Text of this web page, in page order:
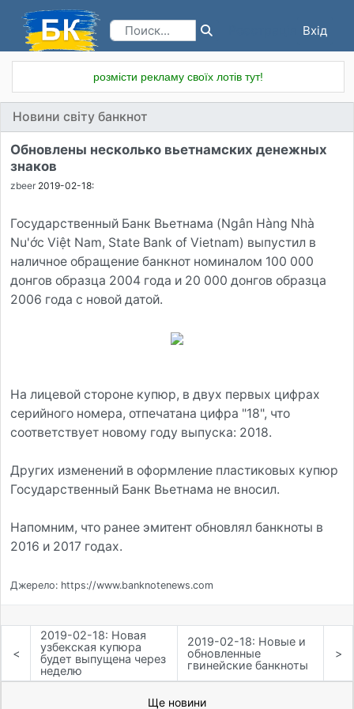
Вхід
розмісти рекламу своїх лотів тут!
Новини світу банкнот
Обновлены несколько вьетнамских денежных
знаков
zbeer 2019-02-18:
Государственный Банк Вьетнама (Ngân Hàng Nhà
Nu'ớc Việt Nam, State Bank of Vietnam) выпустил в
наличное обращение банкнот номиналом 100 000
донгов образца 2004 года и 20 000 донгов образца
2006 года с новой датой.
На лицевой стороне купюр, в двух первых цифрах
серийного номера, отпечатана цифра "18", что
соответствует новому году выпуска: 2018.
Других изменений в оформление пластиковых купюр
Государственный Банк Вьетнама не вносил.
Напомним, что ранее эмитент обновлял банкноты в
2016 и 2017 годах.
Джерело: https://www.banknotenews.com
<
2019-02-18: Новая
узбекская купюра
будет выпущена через
неделю
2019-02-18: Новые и
обновленные
гвинейские банкноты
>
Ще новини